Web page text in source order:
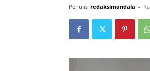
Penulis redaksimandala -